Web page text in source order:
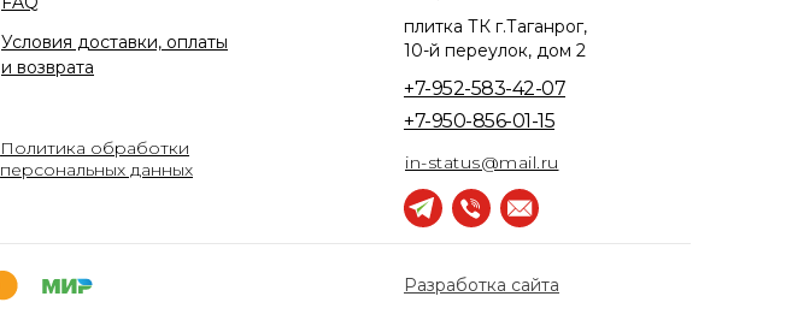
Политика обработки
персональных данных
+7-950-856-01-15
+7-952-583-42-07
плитка ТК г.Таганрог,
10-й переулок, дом 2
Разработка сайта
Условия доставки, оплаты
и возврата
in-status@mail.ru